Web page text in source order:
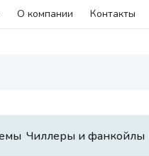
О компании Контакты
Чиллеры и фанкойлы